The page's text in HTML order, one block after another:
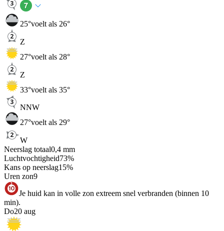
25°voelt als 26°
Z
27°voelt als 28°
Z
33°voelt als 35°
NNW
27°voelt als 29°
W
Neerslag totaal0,4 mm
Luchtvochtigheid73%
Kans op neerslag15%
Uren zon9
Je huid kan in volle zon extreem snel verbranden (binnen 10
min).
Do20 aug